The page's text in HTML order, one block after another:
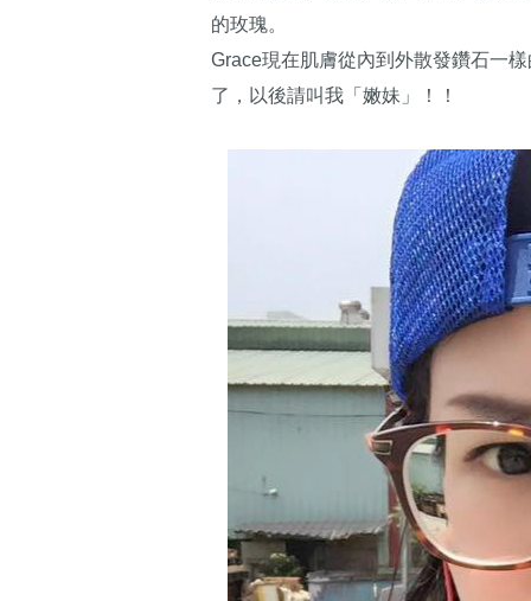
的玫瑰。
Grace現在肌膚從內到外散發鑽石一
了，以後請叫我「嫩妹」！！